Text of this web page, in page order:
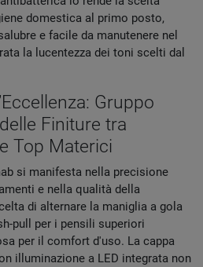
domestica al primo posto,
e facile da manutenere nel
la lucentezza dei toni scelti dal
Gruppo
Finiture tra
Top Materici
si manifesta nella precisione
e nella qualità della
di alternare la maniglia a gola
pull per i pensili superiori
per il comfort d'uso. La cappa
illuminazione a LED integrata non